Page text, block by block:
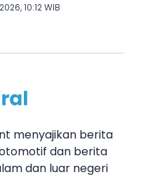
10:12 WIB
menyajikan berita
dan berita
dan luar negeri